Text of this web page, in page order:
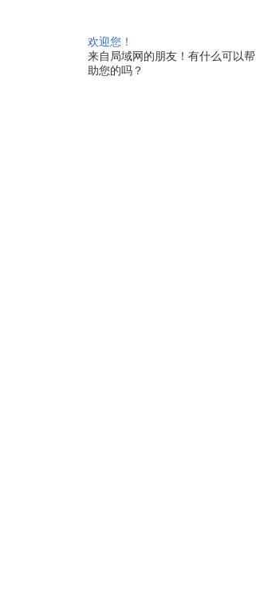
欢迎您！
来自局域网的朋友！有什么可以帮
助您的吗？